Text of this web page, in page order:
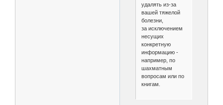
удалять из-за
вашей тяжелой
болезни,
за исключением
несущих
конкретную
информацию -
например, по
шахматным
вопросам или по
книгам.